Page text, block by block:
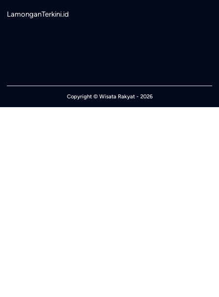
LamonganTerkini.id
Copyright © Wisata Rakyat- 2026